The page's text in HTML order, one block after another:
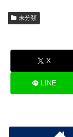
未分類
X
LINE